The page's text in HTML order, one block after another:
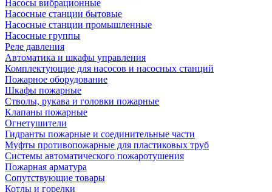
Насосы вибрационные
Насосные станции бытовые
Насосные станции промышленные
Насосные группы
Реле давления
Автоматика и шкафы управления
Комплектующие для насосов и насосных станций
Пожарное оборудование
Шкафы пожарные
Стволы, рукава и головки пожарные
Клапаны пожарные
Огнетушители
Гидранты пожарные и соединительные части
Муфты противопожарные для пластиковых труб
Системы автоматического пожаротушения
Пожарная арматура
Сопутствующие товары
Котлы и горелки